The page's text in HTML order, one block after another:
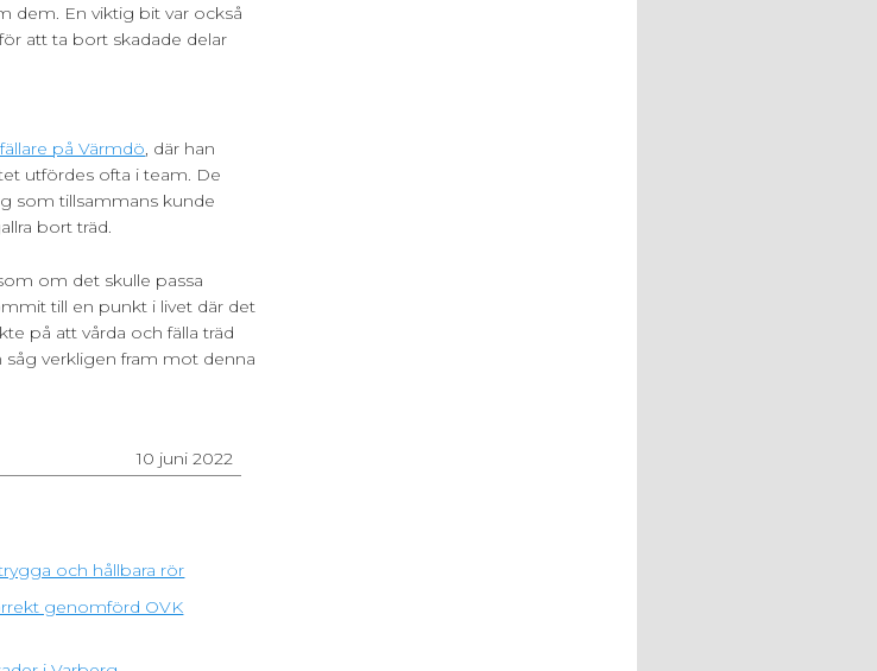
dem. En viktig bit var också
att ta bort skadade delar
på Värmdö, där han
utfördes ofta i team. De
som tillsammans kunde
bort träd.
om det skulle passa
till en punkt i livet där det
på att vårda och fälla träd
verkligen fram mot denna
10 juni 2022
och hållbara rör
genomförd OVK